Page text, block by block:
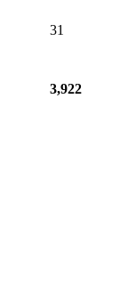
31
3,922